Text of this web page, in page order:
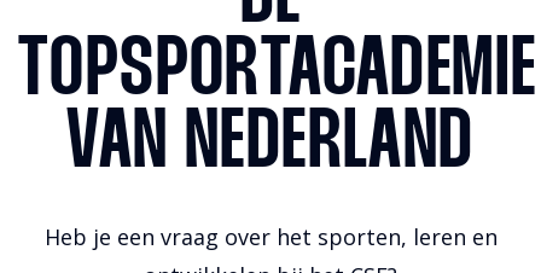
TOPSPORTACADEMIE
VAN NEDERLAND
Heb je een vraag over het sporten, leren en